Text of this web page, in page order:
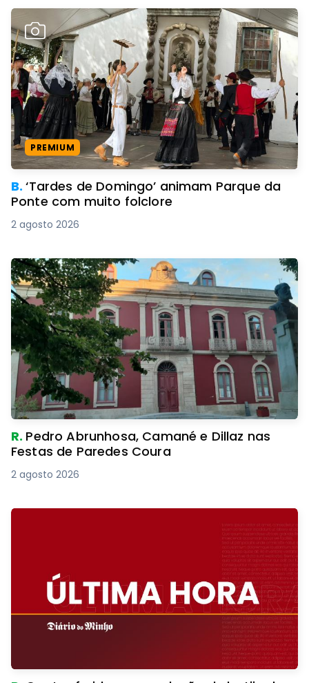
PREMIUM
B.‘Tardes de Domingo’ animam Parque da
Ponte com muito folclore
2 agosto 2026
R. Pedro Abrunhosa, Camané e Dillaz nas
Festas de Paredes Coura
2 agosto 2026